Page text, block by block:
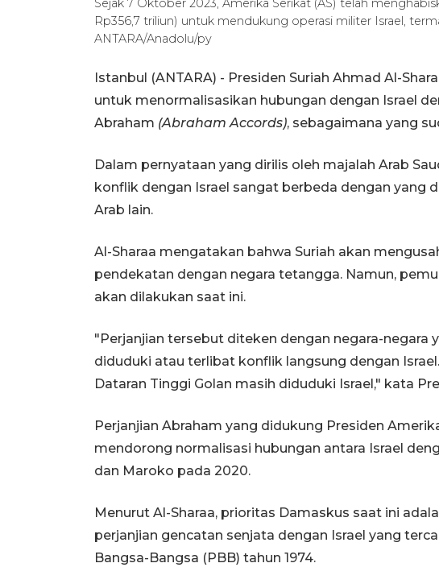
Sejak 7 Oktober 2023, Amerika Serikat (AS) telah
Rp356,7 triliun) untuk mendukung operasi militer Israel,
ANTARA/Anadolu/py
Istanbul (ANTARA) - Presiden Suriah Ahmad Al-
untuk menormalisasikan hubungan dengan Israel
Abraham (Abraham Accords), sebagaimana yang
Dalam pernyataan yang dirilis oleh majalah Arab
konflik dengan Israel sangat berbeda dengan yang
Arab lain.
Al-Sharaa mengatakan bahwa Suriah akan
pendekatan dengan negara tetangga. Namun,
akan dilakukan saat ini.
"Perjanjian tersebut diteken dengan negara-negara
diduduki atau terlibat konflik langsung dengan
Dataran Tinggi Golan masih diduduki Israel," kata
Perjanjian Abraham yang didukung Presiden
mendorong normalisasi hubungan antara Israel
dan Maroko pada 2020.
Menurut Al-Sharaa, prioritas Damaskus saat ini
perjanjian gencatan senjata dengan Israel yang
Bangsa-Bangsa (PBB) tahun 1974.